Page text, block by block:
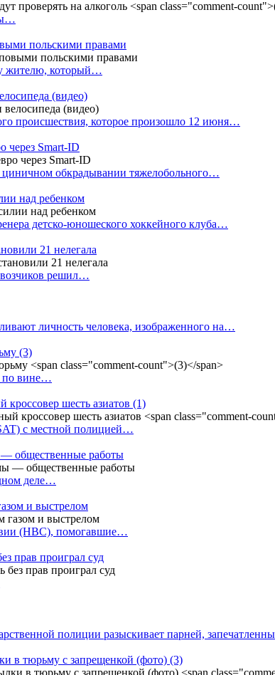
польскими правами
жителю, который…
(видео)
происшествия, которое произошло 12 июня…
через Smart-ID
циничном обкрадывании тяжелобольного…
над ребенком
детско-юношеского хоккейного клуба…
21 нелегала
решил…
личность человека, изображенного на…
(3)
по вине…
шесть азиатов (1)
с местной полицией…
— общественные работы
деле…
и выстрелом
(НВС), помогавшие…
прав проиграл суд
полиции разыскивает парней,
в тюрьму с запрещенкой (фото) (3)